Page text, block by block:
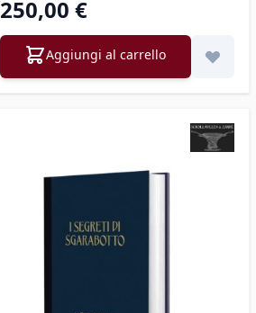
250,00 €
Aggiungi al carrello